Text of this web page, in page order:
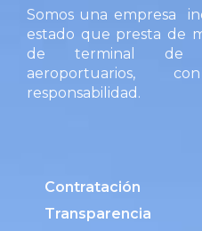
Somos una empresa
estado que presta de
de terminal de
aeroportuarios,
responsabilidad.
Contratación
Transparencia